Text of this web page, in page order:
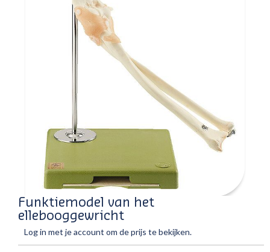
Funktiemodel van het
ellebooggewricht
Log in met je account om de prijs te bekijken.